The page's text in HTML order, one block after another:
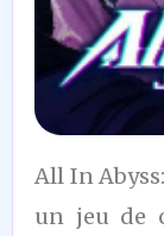
8
/10
All In
un jeu de